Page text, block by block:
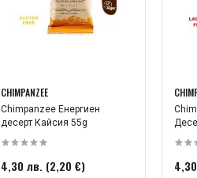
CHIMPANZEE
Chimpanzee Енергиен
десерт Кайсия 55g
4,30 лв. (2,20 €)